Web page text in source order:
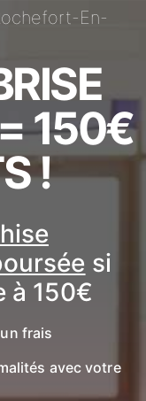
En-
150€
!
si
à 150€
frais
avec votre